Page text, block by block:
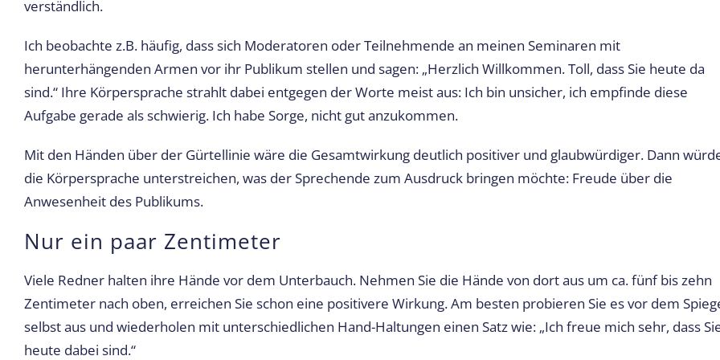
verständlich.
Ich beobachte z.B. häufig, dass sich Moderatoren oder Teilnehmende an meinen Seminaren mit
herunterhängenden Armen vor ihr Publikum stellen und sagen: „Herzlich Willkommen. Toll, dass Sie heute da
sind.“ Ihre Körpersprache strahlt dabei entgegen der Worte meist aus: Ich bin unsicher, ich empfinde diese
Aufgabe gerade als schwierig. Ich habe Sorge, nicht gut anzukommen.
Mit den Händen über der Gürtellinie wäre die Gesamtwirkung deutlich positiver und glaubwürdiger. Dann
die Körpersprache unterstreichen, was der Sprechende zum Ausdruck bringen möchte: Freude über die
Anwesenheit des Publikums.
Nur ein paar Zentimeter
Viele Redner halten ihre Hände vor dem Unterbauch. Nehmen Sie die Hände von dort aus um ca. fünf bis zehn
Zentimeter nach oben, erreichen Sie schon eine positivere Wirkung. Am besten probieren Sie es vor dem
selbst aus und wiederholen mit unterschiedlichen Hand-Haltungen einen Satz wie: „Ich freue mich sehr, dass
heute dabei sind.“